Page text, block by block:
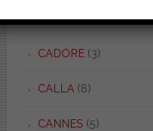
C 52/54(5)
CADORE(3)
CALLA (8)
CANNES (5)